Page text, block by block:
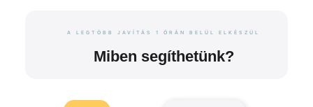
A LEGTÖBB JAVÍTÁS 1 ÓRÁN BELÜL ELKÉSZÜL
Miben segíthetünk?